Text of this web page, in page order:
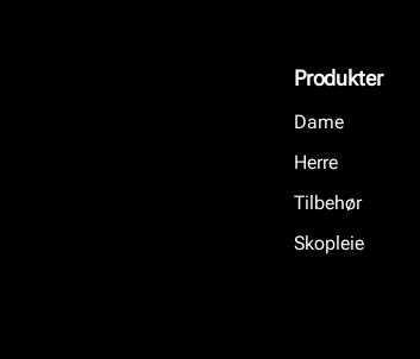
Produkter
Dame
Herre
Tilbehør
Skopleie